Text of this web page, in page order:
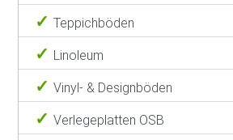
Teppichböden
Linoleum
Vinyl- & Designböden
Verlegeplatten OSB